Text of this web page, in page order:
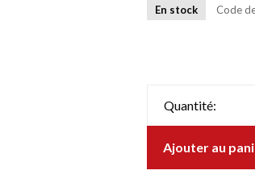
En stock Code
Quantité:
Ajouter au